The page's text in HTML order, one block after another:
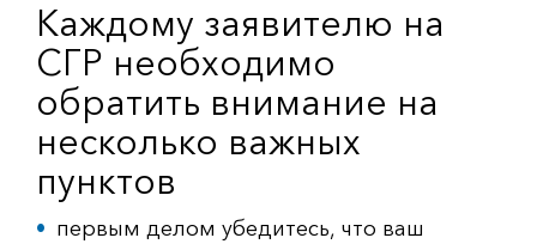
Каждому заявителю на
СГР необходимо
обратить внимание на
несколько важных
пунктов
первым делом убедитесь, что ваш